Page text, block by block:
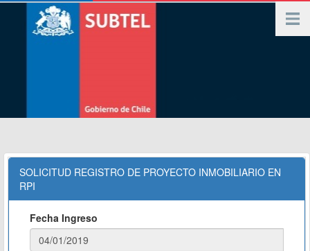
SOLICITUD REGISTRO DE PROYECTO INMOBILIARIO EN
RPI
Fecha Ingreso